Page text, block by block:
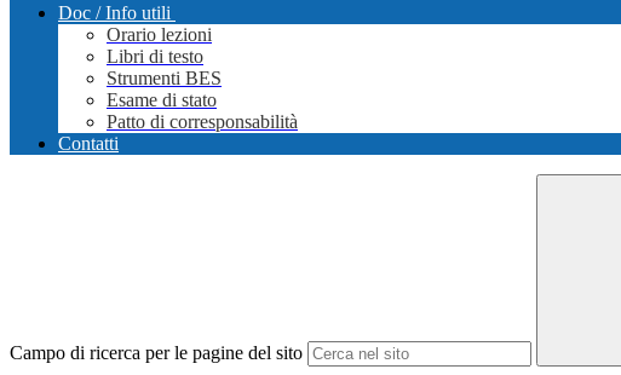
Doc / Info utili
Orario lezioni
Libri di testo
Strumenti BES
Esame di stato
Patto di corresponsabilità
Contatti
Campo di ricerca per le pagine del sito